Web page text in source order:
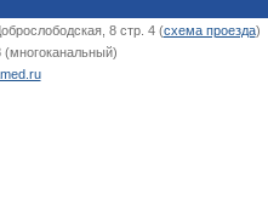
8 стр. 4 (схема проезда)
(многоканальный)